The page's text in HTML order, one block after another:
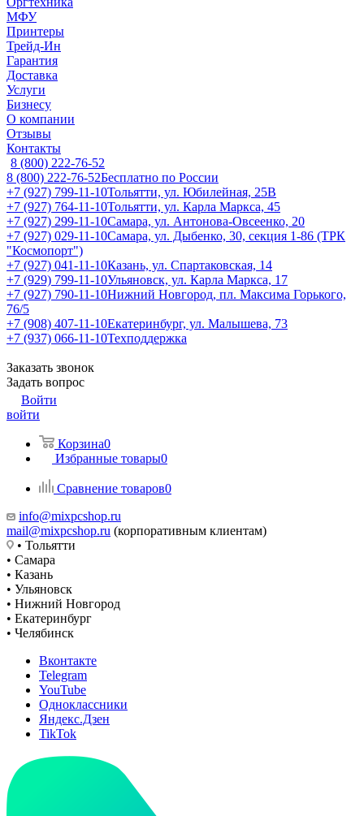
МФУ
Принтеры
Трейд-Ин
Гарантия
Доставка
Услуги
Бизнесу
О компании
Отзывы
Контакты
8 (800) 222-76-52
8 (800) 222-76-52Бесплатно по России
+7 (927) 799-11-10Тольятти, ул. Юбилейная, 25В
+7 (927) 764-11-10Тольятти, ул. Карла Маркса, 45
+7 (927) 299-11-10Самара, ул. Антонова-Овсеенко, 20
+7 (927) 029-11-10Самара, ул. Дыбенко, 30, секция 1-86 (ТРК
"Космопорт")
+7 (927) 041-11-10Казань, ул. Спартаковская, 14
+7 (929) 799-11-10Ульяновск, ул. Карла Маркса, 17
+7 (927) 790-11-10Нижний Новгород, пл. Максима Горького,
76/5
+7 (908) 407-11-10Екатеринбург, ул. Малышева, 73
+7 (937) 066-11-10Техподдержка
Заказать звонок
Задать вопрос
Войти
войти
Корзина0
Избранные товары0
Сравнение товаров0
info@mixpcshop.ru
mail@mixpcshop.ru (корпоративным клиентам)
• Тольятти
• Самара
• Казань
• Ульяновск
• Нижний Новгород
• Екатеринбург
• Челябинск
Вконтакте
Telegram
YouTube
Одноклассники
Яндекс.Дзен
TikTok